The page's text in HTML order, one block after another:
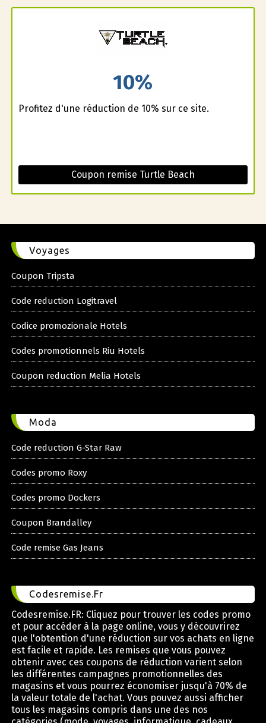
10%
Profitez d'une réduction de 10% sur ce site.
Coupon remise Turtle Beach
Voyages
Coupon Tripsta
Code reduction Logitravel
Codice promozionale Hotels
Codes promotionnels Riu Hotels
Coupon reduction Melia Hotels
Moda
Code reduction G-Star Raw
Codes promo Roxy
Codes promo Dockers
Coupon Brandalley
Code remise Gas Jeans
Codesremise.Fr
Codesremise.FR: Cliquez pour trouver les codes promo
et pour accéder à la page online, vous y découvrirez
que l'obtention d'une réduction sur vos achats en ligne
est facile et rapide. Les remises que vous pouvez
obtenir avec ces coupons de réduction varient selon
les différentes campagnes promotionnelles des
magasins et vous pourrez économiser jusqu'à 70% de
la valeur totale de l'achat. Vous pouvez aussi afficher
tous les magasins compris dans une des nos